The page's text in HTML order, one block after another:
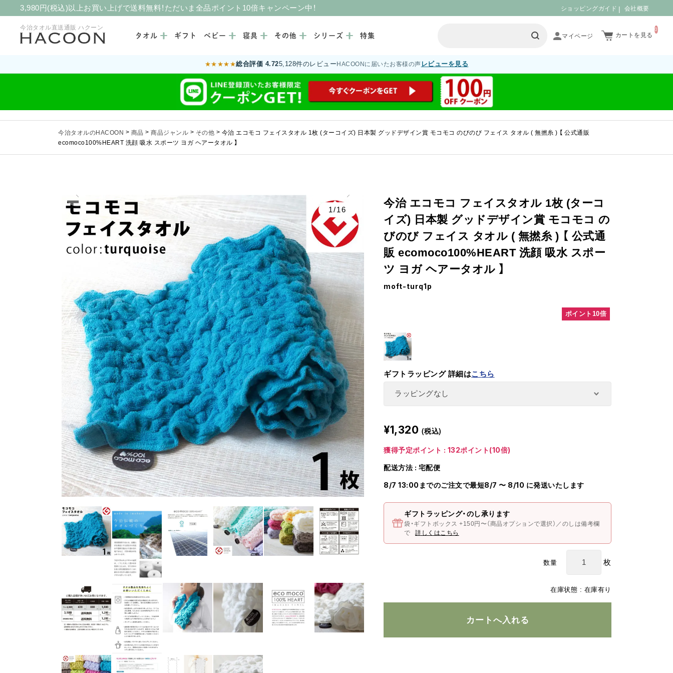
3,980円(税込)以上お買い上げで送料無料！ただいま全品ポイント10倍キャンペーン中！ ショッピングガイド 会社概要
今治タオル直送通販 ハクーン
タオル
ギフト ベビー 寝具 その他 シリーズ 特集 カートを見る
0
★★★★★総合評価 4.725,128件のレビューHACOONに届いたお客様の声 レビューを見る
今治タオルのHACOON > 商品 > 商品ジャンル > その他 > 今治 エコモコ フェイスタオル 1枚 (ターコイズ) 日本製 グッドデザイン賞 モコモコ のびのび フェイス タオル ( 無撚糸 ) 【 公式通販
ecomoco100%HEART 洗顔 吸水 スポーツ ヨガ ヘアータオル 】
1/16
今治 エコモコ フェイスタオル 1枚 (ターコ
イズ) 日本製 グッドデザイン賞 モコモコ の
びのび フェイス タオル ( 無撚糸 ) 【 公式通
販 ecomoco100%HEART 洗顔 吸水 スポー
ツ ヨガ ヘアータオル 】
moft-turq1p
ポイント10倍
ギフトラッピング 詳細はこちら
在庫状態 : 在庫有り
¥1,320 (税込)
獲得予定ポイント : 132ポイント(10倍)
配送方法 : 宅配便
8/7 13:00までのご注文で最短8/7 〜 8/10 に発送いたします
ギフトラッピング・のし承ります
袋・ギフトボックス +150円〜（商品オプションで選択）／のしは備考欄
で
詳しくはこちら
数量 枚